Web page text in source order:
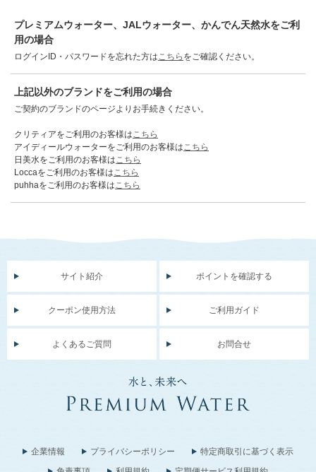
プレミアムウォーター、JALウォーター、かんでん天然水をご利
用の場合
ログインID・パスワードを忘れた方はこちら をご確認ください。
上記以外のブランドをご利用の場合
ご契約のブランドのページよりお手続きください。
クリティアをご利用のお客様はこちら
アイディールウォーターをご利用のお客様はこちら
日美水をご利用のお客様はこちら
Loccaをご利用のお客様はこちら
puhhaをご利用のお客様はこちら
サイト紹介 ポイントを確認する
クーポン使用方法 ご利用ガイド
よくあるご質問 お問合せ
企業情報 プライバシーポリシー
特定商取引に基づく表示